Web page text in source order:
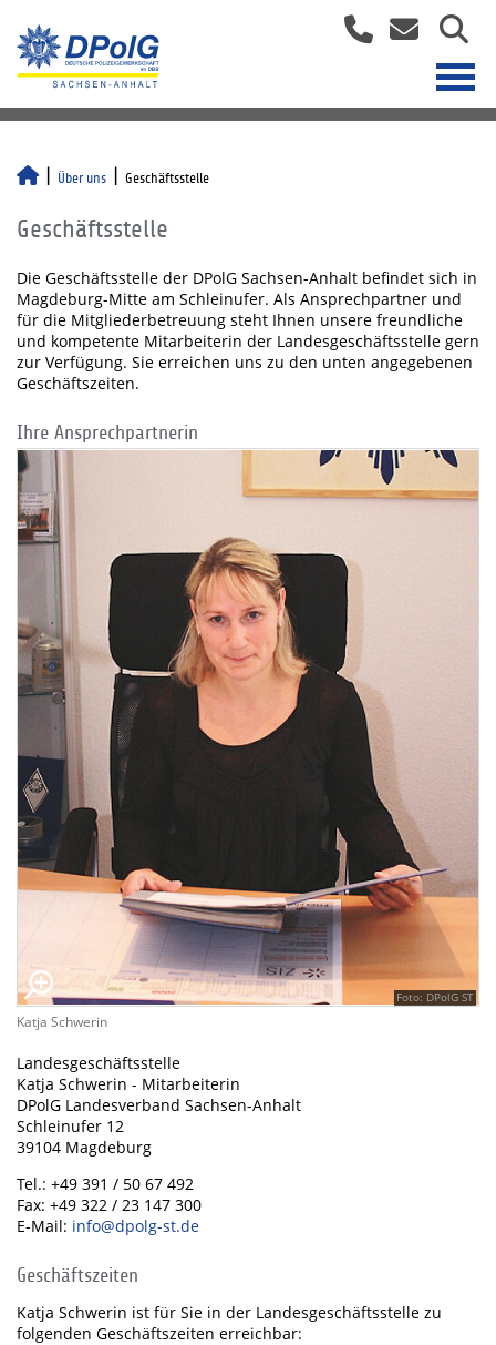
Über uns Geschäftsstelle
Geschäftsstelle
Die Geschäftsstelle der DPolG Sachsen-Anhalt befindet sich in
Magdeburg-Mitte am Schleinufer. Als Ansprechpartner und
für die Mitgliederbetreuung steht Ihnen unsere freundliche
und kompetente Mitarbeiterin der Landesgeschäftsstelle gern
zur Verfügung. Sie erreichen uns zu den unten angegebenen
Geschäftszeiten.
Ihre Ansprechpartnerin
Foto: DPolG ST
Katja Schwerin
Landesgeschäftsstelle
Katja Schwerin - Mitarbeiterin
DPolG Landesverband Sachsen-Anhalt
Schleinufer 12
39104 Magdeburg
Tel.: +49 391 / 50 67 492
Fax: +49 322 / 23 147 300
E-Mail: info@dpolg-st.de
Geschäftszeiten
Katja Schwerin ist für Sie in der Landesgeschäftsstelle zu
folgenden Geschäftszeiten erreichbar: